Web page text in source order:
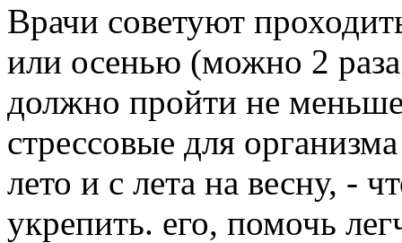
Врачи советуют
или осенью (можно 2
должно пройти не
стрессовые для
лето и с лета на весну, -
укрепить. его, помочь